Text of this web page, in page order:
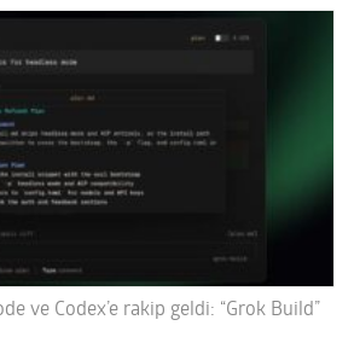
ve Codex’e rakip geldi: “Grok Build”